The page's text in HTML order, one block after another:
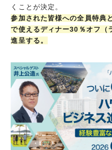
くことが決定。
参加された皆様への全員特典
で使えるディナー30％オフ（
進呈する。